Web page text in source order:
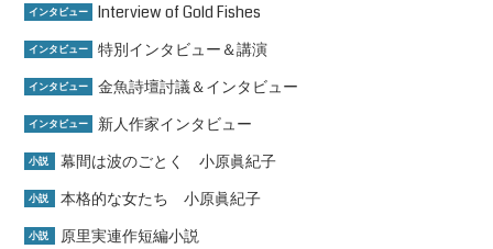
インタビュー Interview of Gold Fishes
インタビュー 特別インタビュー＆講演
インタビュー 金魚詩壇討議＆インタビュー
インタビュー 新人作家インタビュー
小説 幕間は波のごとく 小原眞紀子
小説 本格的な女たち 小原眞紀子
小説 原里実連作短編小説